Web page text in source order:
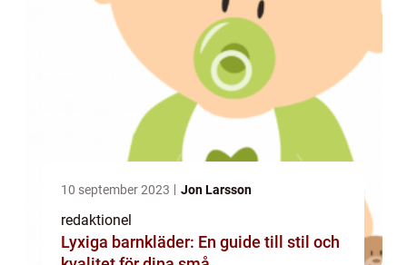
10 september 2023 Jon Larsson
redaktionel
Lyxiga barnkläder: En guide till stil och